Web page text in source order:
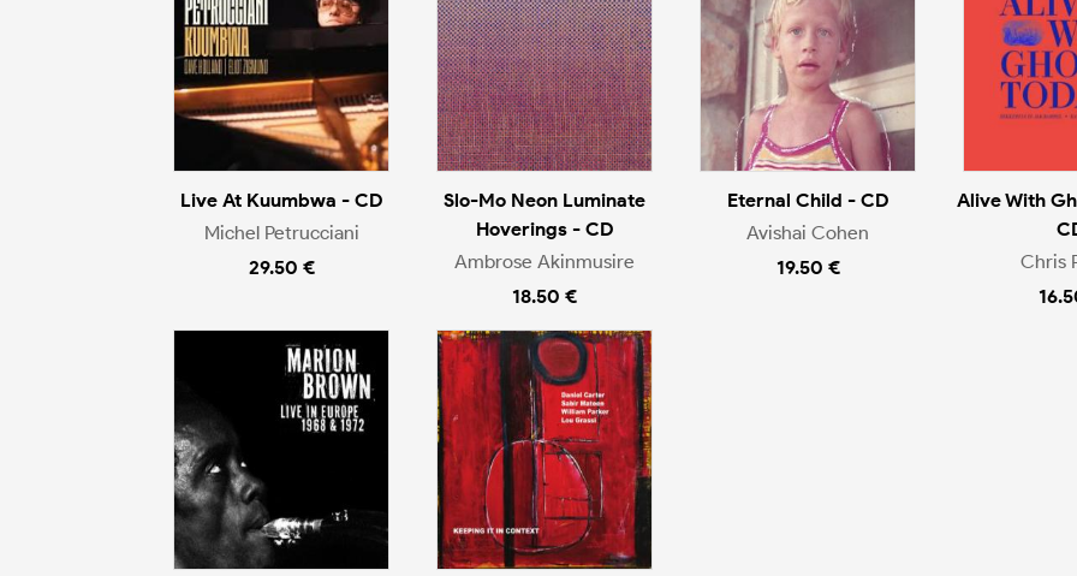
Live At Kuumbwa - CD
Michel Petrucciani
29.50 €
Slo-Mo Neon Luminate
Hoverings - CD
Ambrose Akinmusire
18.50 €
Eternal Child - CD
Avishai Cohen
19.50 €
Alive With
Chris